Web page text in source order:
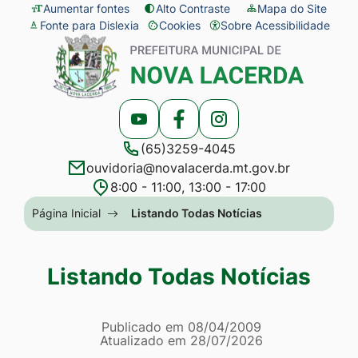
Seção
de
atalhos
acessibilidade
Ir
para
conteúdo
menu
[alt+2]
para
Aumentar fontes Alto Contraste
Mapa do Site
Fonte para Dislexia
Cookies
Abrir
preferências
de
cookies
Sobre Acessibilidade
Seção
menu
Acessar
a
Rede
Social
Acessar
a
Rede
Social
Acessar
a
Rede
Social
(65)3259-4045
ouvidoria@novalacerda.mt.gov.br
8:00 - 11:00, 13:00 - 17:00
Seção
do
principal
Página Inicial Listando Todas Notícias
Listando Todas Notícias
Página Listando Todas
Informações
Publicado em 08/04/2009
Atualizado em 28/07/2026